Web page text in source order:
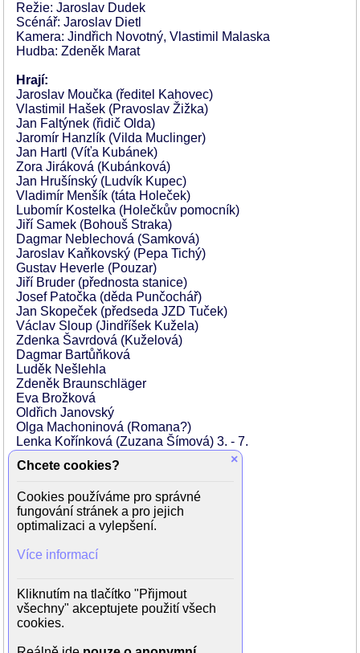
Režie: Jaroslav Dudek
Scénář: Jaroslav Dietl
Kamera: Jindřich Novotný, Vlastimil Malaska
Hudba: Zdeněk Marat
Hrají:
Jaroslav Moučka (ředitel Kahovec)
Vlastimil Hašek (Pravoslav Žižka)
Jan Faltýnek (řidič Olda)
Jaromír Hanzlík (Vilda Muclinger)
Jan Hartl (Víťa Kubánek)
Zora Jiráková (Kubánková)
Jan Hrušínský (Ludvík Kupec)
Vladimír Menšík (táta Holeček)
Lubomír Kostelka (Holečkův pomocník)
Jiří Samek (Bohouš Straka)
Dagmar Neblechová (Samková)
Jaroslav Kaňkovský (Pepa Tichý)
Gustav Heverle (Pouzar)
Jiří Bruder (přednosta stanice)
Josef Patočka (děda Punčochář)
Jan Skopeček (předseda JZD Tuček)
Václav Sloup (Jindříšek Kužela)
Zdenka Šavrdová (Kuželová)
Dagmar Bartůňková
Luděk Nešlehla
Zdeněk Braunschläger
Eva Brožková
Oldřich Janovský
Olga Machoninová (Romana?)
Lenka Kořínková (Zuzana Šímová) 3. - 7.
Táňa Hrivňáková (sekretářka Terka) 2.
Naďa Peterová-Hejná (babka) 2.
Ondrej Jariabek (ujo) 2.
Milan Neděla (kombajnér) 2.
Karel Vochoč (ředitel Krampera) 3., 4.
Václav Lohniský (vedoucí skladu) 3.
Jan Cmíral (pracovník skladu) 3.
Jiří Hálek (vedoucí kuchyně Kolísko) 4.
Břetislav Slováček (Svaťa Kostka) 3.
Věra Kalendová (telefonistka) 3.
×
Chcete cookies?
Cookies používáme pro správné
fungování stránek a pro jejich
optimalizaci a vylepšení.
Více informací
Kliknutím na tlačítko "Přijmout
všechny" akceptujete použití všech
cookies.